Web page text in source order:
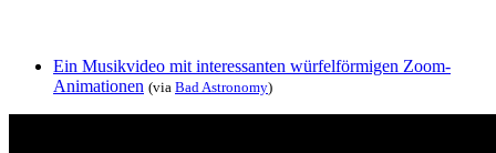
Ein Musikvideo mit interessanten würfelförmigen Zoom-
Animationen (via Bad Astronomy)